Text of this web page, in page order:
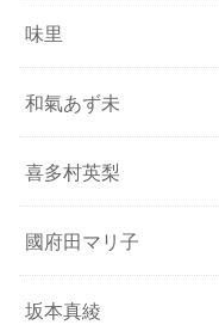
味里
和氣あず未
喜多村英梨
國府田マリ子
坂本真綾